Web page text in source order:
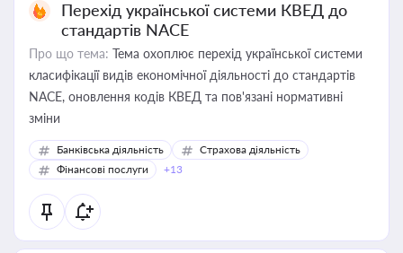
Перехід української системи КВЕД до
стандартів NACE
Про що тема: Тема охоплює перехід української системи
класифікації видів економічної діяльності до стандартів
NACE, оновлення кодів КВЕД та пов'язані нормативні
зміни
Банківська діяльність
Страхова діяльність
Фінансові послуги
+13